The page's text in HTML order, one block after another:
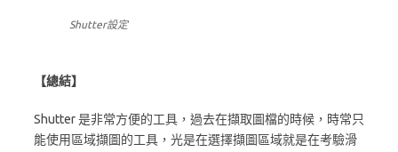
Shutter設定
【總結】
Shutter 是非常方便的工具，過去在擷取圖檔的時候，時常只
能使用區域擷圖的工具，光是在選擇擷圖區域就是在考驗滑